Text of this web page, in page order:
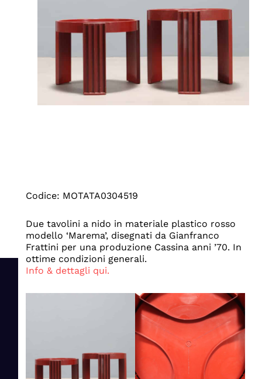
Codice: MOTATA0304519
Due tavolini a nido in materiale plastico rosso
modello ‘Marema’, disegnati da Gianfranco
Frattini per una produzione Cassina anni ’70. In
ottime condizioni generali.
Info & dettagli qui.